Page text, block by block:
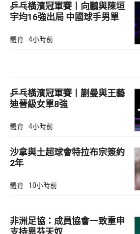
乒乓橫濱冠軍賽丨向鵬與陳垣
宇均16強出局 中國球手男單
體育 4小時前
乒乓橫濱冠軍賽丨蒯曼與王藝
迪晉級女單8強
體育 4小時前
沙拿與土超球會特拉布宗簽約
2年
體育 10小時前
非洲足協：成員協會一致重申